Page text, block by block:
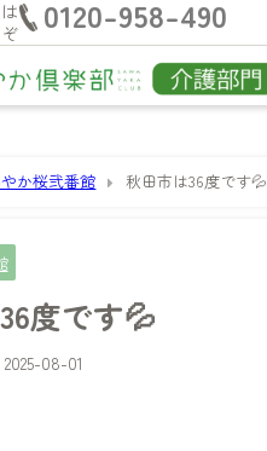
0120-958-490
か桜弐番館 秋田市は36度です💦
度です💦
2025-08-01